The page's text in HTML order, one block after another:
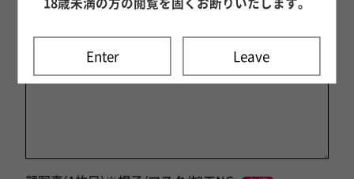
Enter Leave